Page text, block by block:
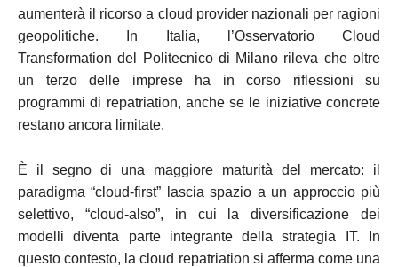
aumenterà il ricorso a cloud provider nazionali per ragioni
geopolitiche. In Italia, l’Osservatorio Cloud
Transformation del Politecnico di Milano rileva che oltre
un terzo delle imprese ha in corso riflessioni su
programmi di repatriation, anche se le iniziative concrete
restano ancora limitate.
È il segno di una maggiore maturità del mercato: il
paradigma “cloud-first” lascia spazio a un approccio più
selettivo, “cloud-also”, in cui la diversificazione dei
modelli diventa parte integrante della strategia IT. In
questo contesto, la cloud repatriation si afferma come una